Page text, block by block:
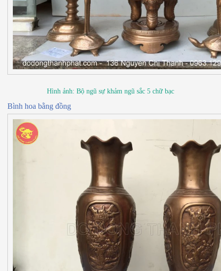
Hình ảnh: Bộ ngũ sự khảm ngũ sắc 5 chữ bạc
Bình hoa bằng đồng